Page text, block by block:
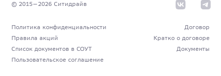
© 2015—2026 Cитидрайв
Политика конфиденциальности
Правила акций
Список документов в СОУТ
Пользовательское соглашение
Договор
Кратко о договоре
Документы